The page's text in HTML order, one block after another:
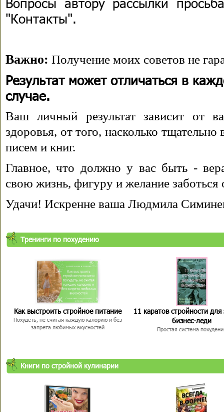
"Контакты".
Важно: Получение моих советов не
Результат может отличаться в
случае.
Ваш личный результат зависит от
здоровья, от того, насколько
писем и книг.
Главное, что должно у вас быть -
свою жизнь, фигуру и желание заботься
Удачи! Искренне ваша Людмила
Тренинги по похудению
Как выстроить стройное питание
Похудеть, не считая каждую калорию и без
запрета любимых вкусностей
11 каратов стройности для
бизнес-леди
Простая система
Книги по стройной кулинарии